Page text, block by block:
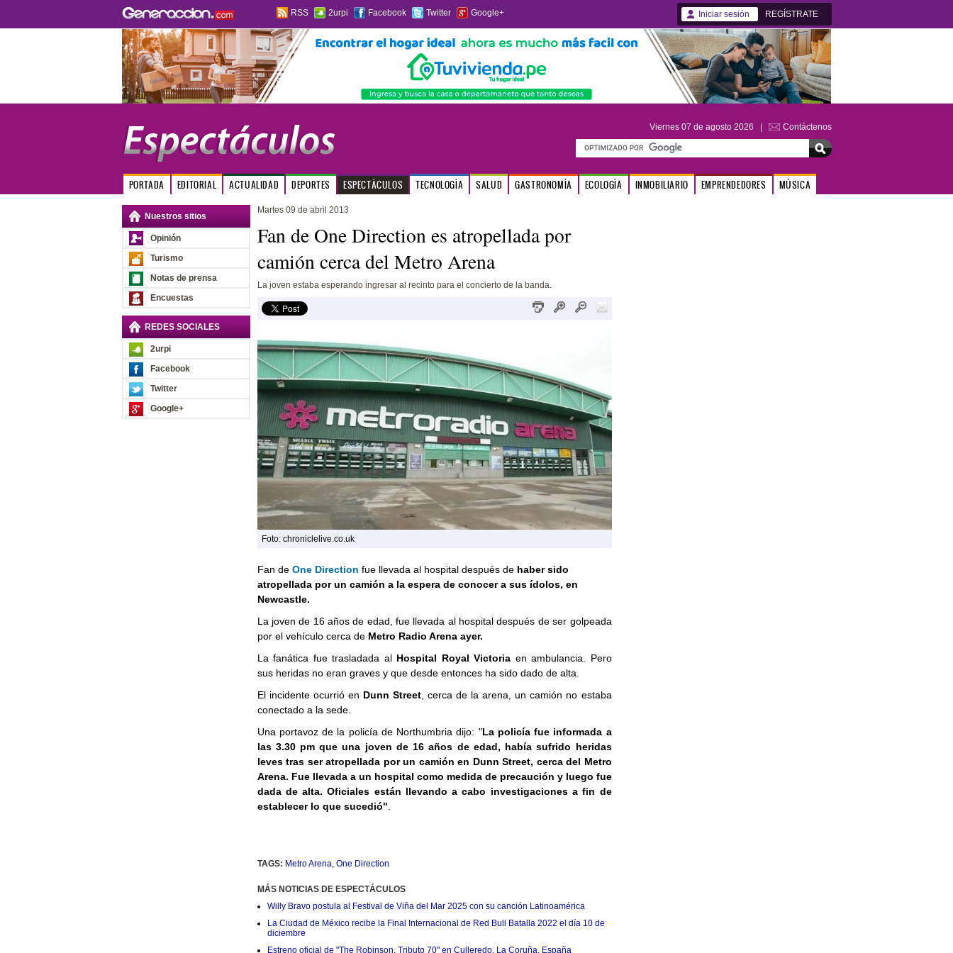
RSS 2urpi Facebook Twitter Google+ Iniciar sesión REGÍSTRATE
Viernes 07 de agosto 2026 | Contáctenos
PORTADA EDITORIAL ACTUALIDAD DEPORTES ESPECTÁCULOS TECNOLOGÍA SALUD GASTRONOMÍA ECOLOGÍA INMOBILIARIO EMPRENDEDORES MÚSICA
Nuestros sitios
Opinión
Turismo
Notas de prensa
Encuestas
REDES SOCIALES
2urpi
Facebook
Twitter
Google+
Martes 09 de abril 2013
Fan de One Direction es atropellada por
camión cerca del Metro Arena
La joven estaba esperando ingresar al recinto para el concierto de la banda.
Foto: chroniclelive.co.uk
Fan de One Direction fue llevada al hospital después de haber sido
atropellada por un camión a la espera de conocer a sus ídolos, en
Newcastle.
La joven de 16 años de edad, fue llevada al hospital después de ser golpeada
por el vehículo cerca de Metro Radio Arena ayer.
La fanática fue trasladada al Hospital Royal Victoria en ambulancia. Pero
sus heridas no eran graves y que desde entonces ha sido dado de alta.
El incidente ocurrió en Dunn Street, cerca de la arena, un camión no estaba
conectado a la sede.
Una portavoz de la policía de Northumbria dijo: "La policía fue informada a
las 3.30 pm que una joven de 16 años de edad, había sufrido heridas
leves tras ser atropellada por un camión en Dunn Street, cerca del Metro
Arena. Fue llevada a un hospital como medida de precaución y luego fue
dada de alta. Oficiales están llevando a cabo investigaciones a fin de
establecer lo que sucedió"
TAGS: Metro Arena, One Direction
MÁS NOTICIAS DE ESPECTÁCULOS
Willy Bravo postula al Festival de Viña del Mar 2025 con su canción Latinoamérica
La Ciudad de México recibe la Final Internacional de Red Bull Batalla 2022 el día 10 de
diciembre
Estreno oficial de "The Robinson, Tributo 70" en Culleredo, La Coruña, España